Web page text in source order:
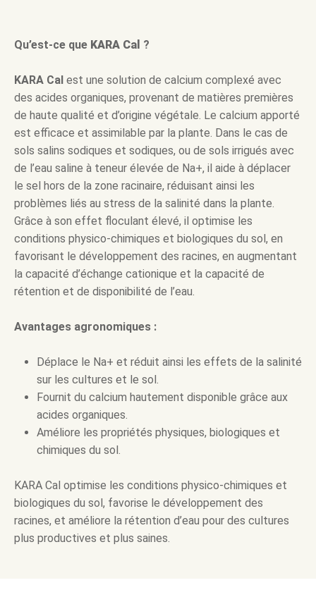
Qu’est-ce que KARA Cal ?
KARA Cal est une solution de calcium complexé avec
des acides organiques, provenant de matières premières
de haute qualité et d’origine végétale. Le calcium apporté
est efficace et assimilable par la plante. Dans le cas de
sols salins sodiques et sodiques, ou de sols irrigués avec
de l’eau saline à teneur élevée de Na+, il aide à déplacer
le sel hors de la zone racinaire, réduisant ainsi les
problèmes liés au stress de la salinité dans la plante.
Grâce à son effet floculant élevé, il optimise les
conditions physico-chimiques et biologiques du sol, en
favorisant le développement des racines, en augmentant
la capacité d’échange cationique et la capacité de
rétention et de disponibilité de l’eau.
Avantages agronomiques :
Déplace le Na+ et réduit ainsi les effets de la salinité
sur les cultures et le sol.
Fournit du calcium hautement disponible grâce aux
acides organiques.
Améliore les propriétés physiques, biologiques et
chimiques du sol.
KARA Cal optimise les conditions physico-chimiques et
biologiques du sol, favorise le développement des
racines, et améliore la rétention d’eau pour des cultures
plus productives et plus saines.